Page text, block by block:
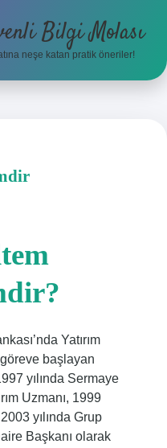
Bilgi Molası
neşe katan pratik öneriler!
Yatırım
göreve başlayan
yılında Sermaye
Uzmanı, 1999
yılında Grup
Başkanı olarak